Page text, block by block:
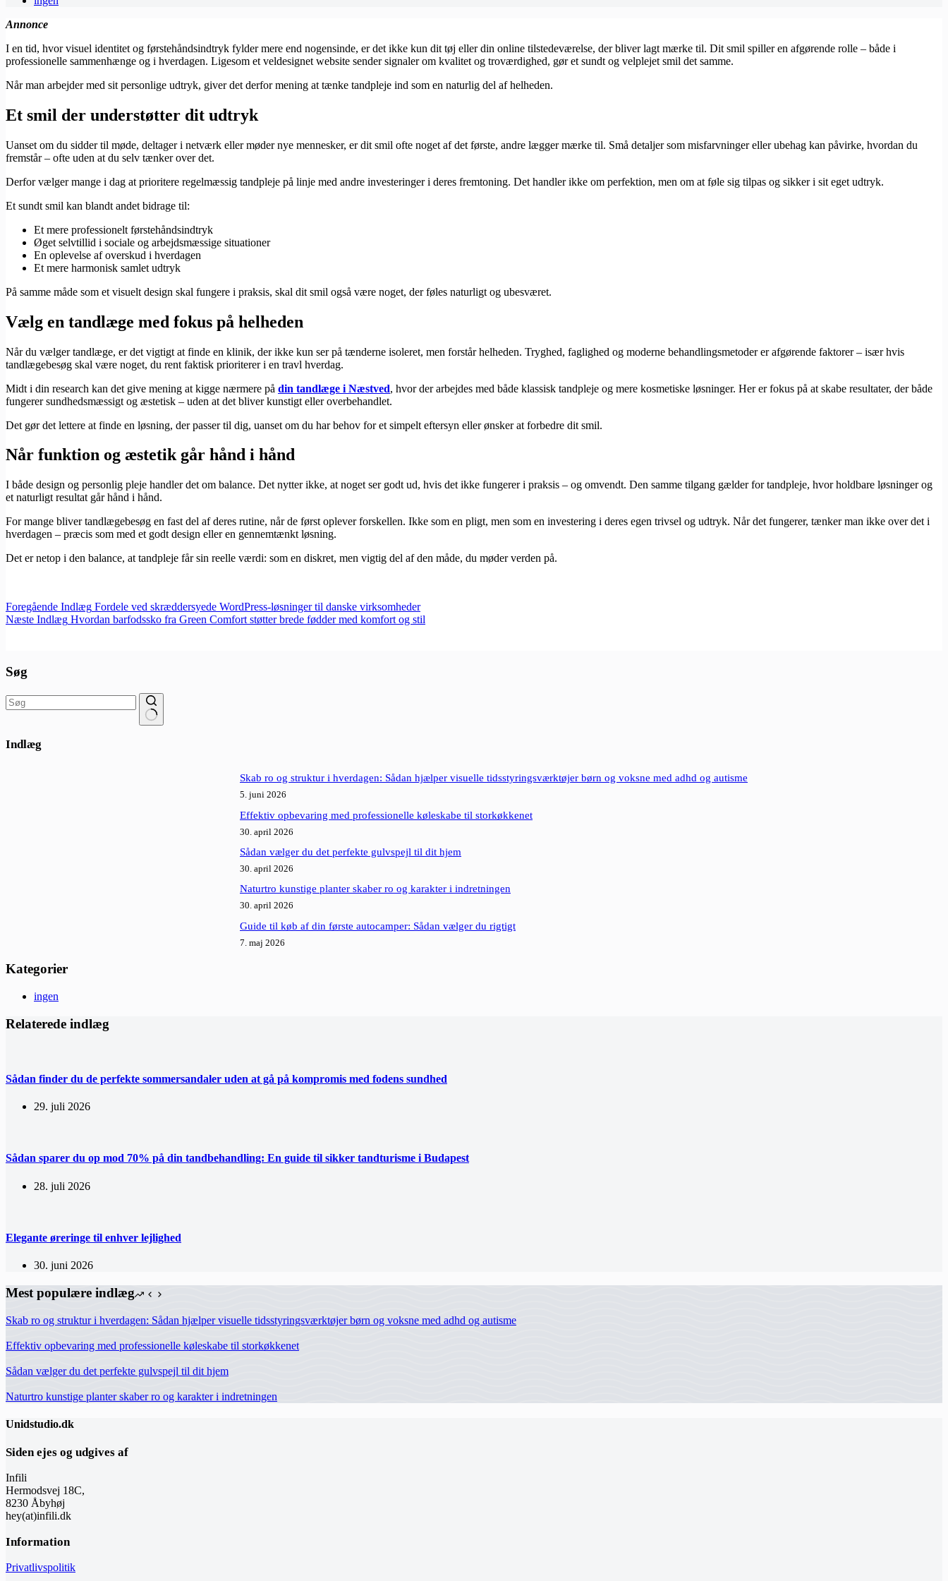
Annonce
I en tid, hvor visuel identitet og førstehåndsindtryk fylder mere end nogensinde, er det ikke kun dit tøj eller din online tilstedeværelse, der bliver lagt mærke til. Dit smil spiller en afgørende rolle – både i
professionelle sammenhænge og i hverdagen. Ligesom et veldesignet website sender signaler om kvalitet og troværdighed, gør et sundt og velplejet smil det samme.
Når man arbejder med sit personlige udtryk, giver det derfor mening at tænke tandpleje ind som en naturlig del af helheden.
Et smil der understøtter dit udtryk
Uanset om du sidder til møde, deltager i netværk eller møder nye mennesker, er dit smil ofte noget af det første, andre lægger mærke til. Små detaljer som misfarvninger eller ubehag kan påvirke, hvordan du
fremstår – ofte uden at du selv tænker over det.
Derfor vælger mange i dag at prioritere regelmæssig tandpleje på linje med andre investeringer i deres fremtoning. Det handler ikke om perfektion, men om at føle sig tilpas og sikker i sit eget udtryk.
Et sundt smil kan blandt andet bidrage til:
Et mere professionelt førstehåndsindtryk
Øget selvtillid i sociale og arbejdsmæssige situationer
En oplevelse af overskud i hverdagen
Et mere harmonisk samlet udtryk
På samme måde som et visuelt design skal fungere i praksis, skal dit smil også være noget, der føles naturligt og ubesværet.
Vælg en tandlæge med fokus på helheden
Når du vælger tandlæge, er det vigtigt at finde en klinik, der ikke kun ser på tænderne isoleret, men forstår helheden. Tryghed, faglighed og moderne behandlingsmetoder er afgørende faktorer – især hvis
tandlægebesøg skal være noget, du rent faktisk prioriterer i en travl hverdag.
Midt i din research kan det give mening at kigge nærmere på din tandlæge i Næstved, hvor der arbejdes med både klassisk tandpleje og mere kosmetiske løsninger. Her er fokus på at skabe resultater, der både
fungerer sundhedsmæssigt og æstetisk – uden at det bliver kunstigt eller overbehandlet.
Det gør det lettere at finde en løsning, der passer til dig, uanset om du har behov for et simpelt eftersyn eller ønsker at forbedre dit smil.
Når funktion og æstetik går hånd i hånd
I både design og personlig pleje handler det om balance. Det nytter ikke, at noget ser godt ud, hvis det ikke fungerer i praksis – og omvendt. Den samme tilgang gælder for tandpleje, hvor holdbare løsninger og
et naturligt resultat går hånd i hånd.
For mange bliver tandlægebesøg en fast del af deres rutine, når de først oplever forskellen. Ikke som en pligt, men som en investering i deres egen trivsel og udtryk. Når det fungerer, tænker man ikke over det i
hverdagen – præcis som med et godt design eller en gennemtænkt løsning.
Det er netop i den balance, at tandpleje får sin reelle værdi: som en diskret, men vigtig del af den måde, du møder verden på.
Foregående Indlæg Fordele ved skræddersyede WordPress-løsninger til danske virksomheder
Næste Indlæg Hvordan barfodssko fra Green Comfort støtter brede fødder med komfort og stil
Søg
resultater
Indlæg
Skab ro og struktur i hverdagen: Sådan hjælper visuelle tidsstyringsværktøjer børn og voksne med adhd og autisme
5. juni 2026
Effektiv opbevaring med professionelle køleskabe til storkøkkenet
30. april 2026
Sådan vælger du det perfekte gulvspejl til dit hjem
30. april 2026
Naturtro kunstige planter skaber ro og karakter i indretningen
30. april 2026
Guide til køb af din første autocamper: Sådan vælger du rigtigt
7. maj 2026
Kategorier
ingen
Relaterede indlæg
Sådan finder du de perfekte sommersandaler uden at gå på kompromis med fodens sundhed
29. juli 2026
Sådan sparer du op mod 70% på din tandbehandling: En guide til sikker tandturisme i Budapest
28. juli 2026
Elegante øreringe til enhver lejlighed
30. juni 2026
Mest populære indlæg
Skab ro og struktur i hverdagen: Sådan hjælper visuelle tidsstyringsværktøjer børn og voksne med adhd og autisme
Effektiv opbevaring med professionelle køleskabe til storkøkkenet
Sådan vælger du det perfekte gulvspejl til dit hjem
Naturtro kunstige planter skaber ro og karakter i indretningen
Unidstudio.dk
Siden ejes og udgives af
Infili
Hermodsvej 18C,
8230 Åbyhøj
hey(at)infili.dk
Information
Privatlivspolitik